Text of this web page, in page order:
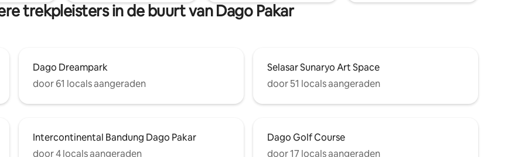
trekpleisters in de buurt van Dago Pakar
Dago Dreampark
door 61 locals aangeraden
Selasar Sunaryo Art Space
door 51 locals aangeraden
Intercontinental Bandung Dago Pakar
door 4 locals aangeraden
Dago Golf Course
door 17 locals aangeraden